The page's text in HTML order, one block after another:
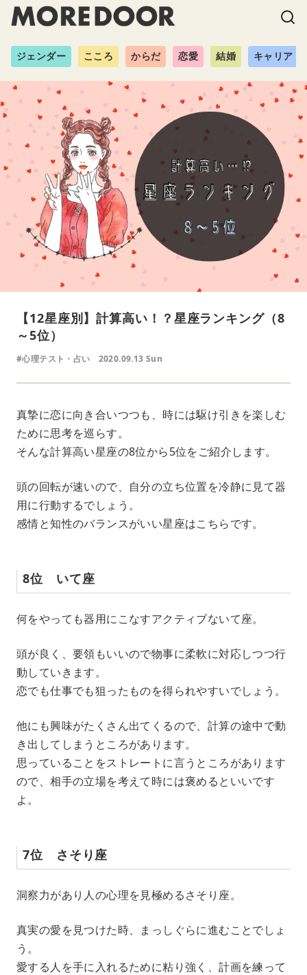
ジェンダー こころ からだ 恋愛 結婚 キャリア
【12星座別】計算高い！？星座ランキング（8
～5位）
#心理テスト・占い 2020.09.13 Sun
真摯に恋に向き合いつつも、時には駆け引きを楽しむ
ために思考を巡らす。
そんな計算高い星座の8位から5位をご紹介します。
頭の回転が速いので、自分の立ち位置を冷静に見て器
用に行動するでしょう。
感情と知性のバランスがいい星座はこちらです。
8位 いて座
何をやっても器用にこなすアクティブないて座。
頭が良く、要領もいいので物事に柔軟に対応しつつ行
動していきます。
恋でも仕事でも狙ったものを得られやすいでしょう。
他にも興味がたくさん出てくるので、計算の途中で動
き出してしまうところがあります。
思っていることをストレートに言うところがあります
ので、相手の立場を考えて時には褒めるといいです
よ。
7位 さそり座
洞察力があり人の心理を見極めるさそり座。
真実の愛を見つけた時、まっしぐらに進むことでしょ
う。
愛する人を手に入れるために粘り強く、計画を練って